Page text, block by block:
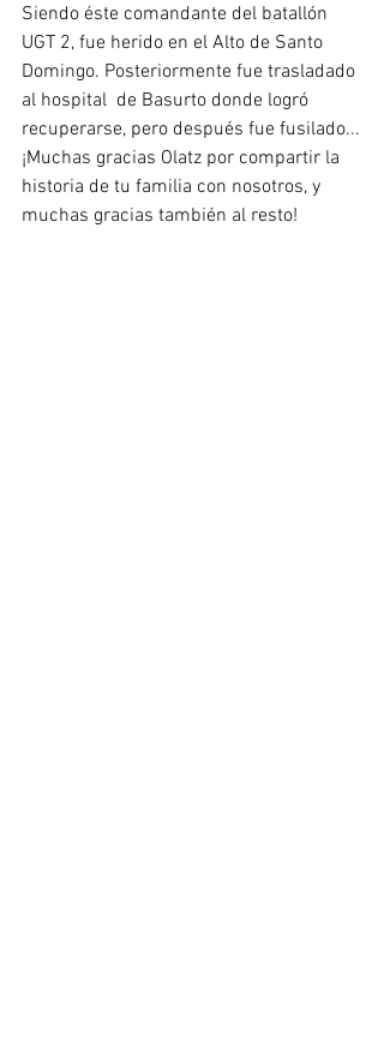
Siendo éste comandante del batallón
UGT 2, fue herido en el Alto de Santo
Domingo. Posteriormente fue trasladado
al hospital  de Basurto donde logró
recuperarse, pero después fue fusilado...
¡Muchas gracias Olatz por compartir la
historia de tu familia con nosotros, y
muchas gracias también al resto!